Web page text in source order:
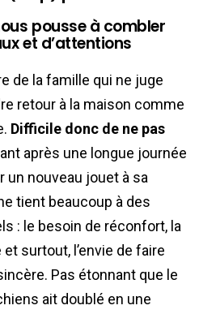
pousse à combler
et d’attentions
de la famille qui ne juge
retour à la maison comme
Difficile donc de ne pas
après une longue journée
un nouveau jouet à sa
tient beaucoup à des
: le besoin de réconfort, la
surtout, l’envie de faire
Pas étonnant que le
ait doublé en une